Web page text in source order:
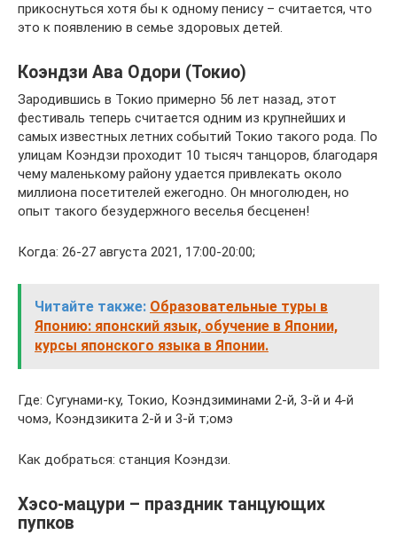
прикоснуться хотя бы к одному пенису – считается, что
это к появлению в семье здоровых детей.
Коэндзи Ава Одори (Токио)
Зародившись в Токио примерно 56 лет назад, этот
фестиваль теперь считается одним из крупнейших и
самых известных летних событий Токио такого рода. По
улицам Коэндзи проходит 10 тысяч танцоров, благодаря
чему маленькому району удается привлекать около
миллиона посетителей ежегодно. Он многолюден, но
опыт такого безудержного веселья бесценен!
Когда: 26-27 августа 2021, 17:00-20:00;
Читайте также: Образовательные туры в
Японию: японский язык, обучение в Японии,
курсы японского языка в Японии.
Где: Сугунами-ку, Токио, Коэндзиминами 2-й, 3-й и 4-й
чомэ, Коэндзикита 2-й и 3-й т;омэ
Как добраться: станция Коэндзи.
Хэсо-мацури – праздник танцующих
пупков